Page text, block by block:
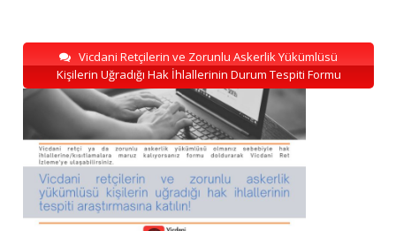
Vicdani Retçilerin ve Zorunlu Askerlik Yükümlüsü
Kişilerin Uğradığı Hak İhlallerinin Durum Tespiti Formu